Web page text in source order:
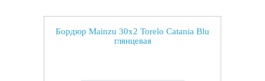
Бордюр Mainzu 30x2 Torelo Catania Blu
глянцевая